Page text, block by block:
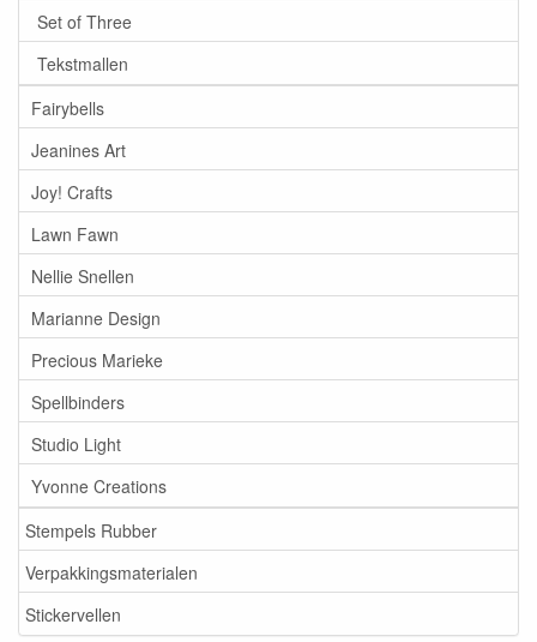
Set of Three
Tekstmallen
Fairybells
Jeanines Art
Joy! Crafts
Lawn Fawn
Nellie Snellen
Marianne Design
Precious Marieke
Spellbinders
Studio Light
Yvonne Creations
Stempels Rubber
Verpakkingsmaterialen
Stickervellen